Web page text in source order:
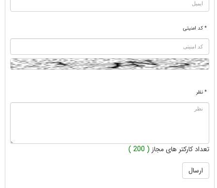
* کد امنیتی
* نظر
تعداد کارکتر های مجاز ( 200 )